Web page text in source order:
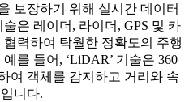
보장하기 위해 실시간 데이터
은 레이더, 라이더, GPS 및 카
력하여 탁월한 정확도의 주행
를 들어, ‘LiDAR’ 기술은 360
여 객체를 감지하고 거리와 속
니다.